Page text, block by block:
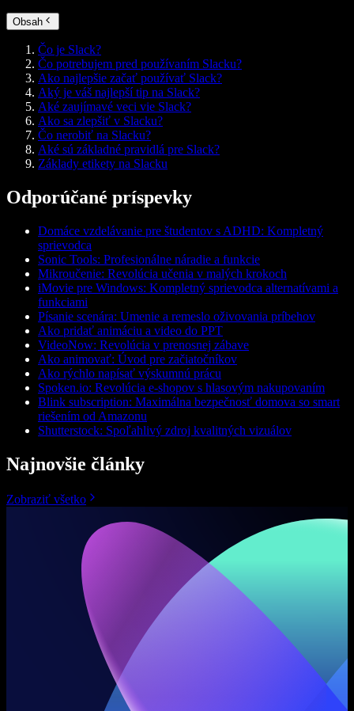
Obsah
Čo je Slack?
Čo potrebujem pred používaním Slacku?
Ako najlepšie začať používať Slack?
Aký je váš najlepší tip na Slack?
Aké zaujímavé veci vie Slack?
Ako sa zlepšiť v Slacku?
Čo nerobiť na Slacku?
Aké sú základné pravidlá pre Slack?
Základy etikety na Slacku
Odporúčané príspevky
Domáce vzdelávanie pre študentov s ADHD: Kompletný
sprievodca
Sonic Tools: Profesionálne náradie a funkcie
Mikroučenie: Revolúcia učenia v malých krokoch
iMovie pre Windows: Kompletný sprievodca alternatívami a
funkciami
Písanie scenára: Umenie a remeslo oživovania príbehov
Ako pridať animáciu a video do PPT
VideoNow: Revolúcia v prenosnej zábave
Ako animovať: Úvod pre začiatočníkov
Ako rýchlo napísať výskumnú prácu
Spoken.io: Revolúcia e-shopov s hlasovým nakupovaním
Blink subscription: Maximálna bezpečnosť domova so smart
riešením od Amazonu
Shutterstock: Spoľahlivý zdroj kvalitných vizuálov
Najnovšie články
Zobraziť všetko